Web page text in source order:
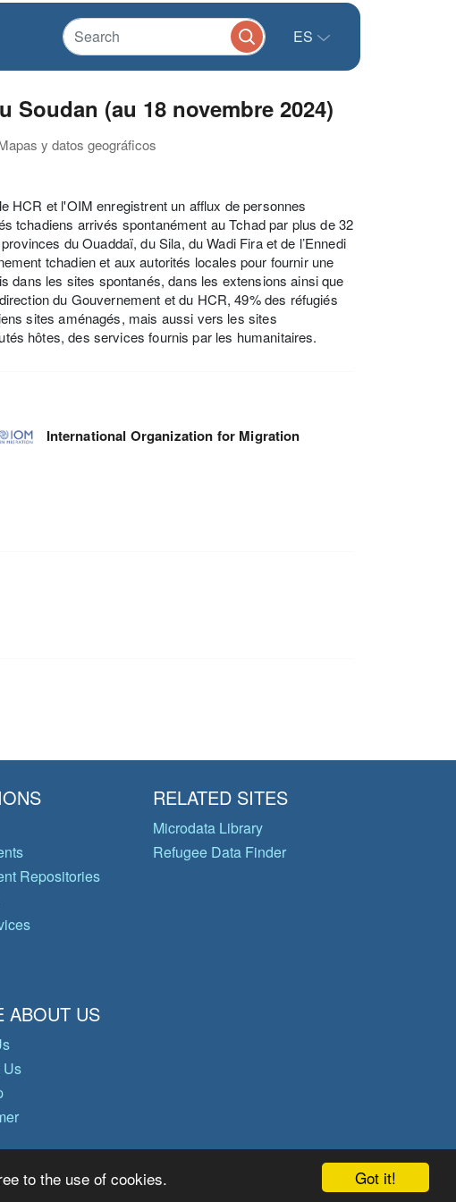
ES
Got it!
to the use of cookies.
Soudan (au 18 novembre 2024)
y datos geográficos
HCR et l'OIM enregistrent un afflux de personnes
tchadiens arrivés spontanément au Tchad par plus de 32
du Ouaddaï, du Sila, du Wadi Fira et de l’Ennedi
tchadien et aux autorités locales pour fournir une
dans les sites spontanés, dans les extensions ainsi que
du Gouvernement et du HCR, 49% des réfugiés
sites aménagés, mais aussi vers les sites
hôtes, des services fournis par les humanitaires.
International Organization for Migration
Repositories
RELATED SITES
Microdata Library
Refugee Data Finder
ABOUT US
Us